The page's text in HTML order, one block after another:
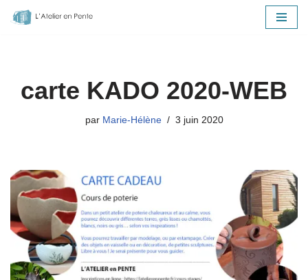
carte KADO 2020-WEB
par Marie-Hélène 3 juin 2020